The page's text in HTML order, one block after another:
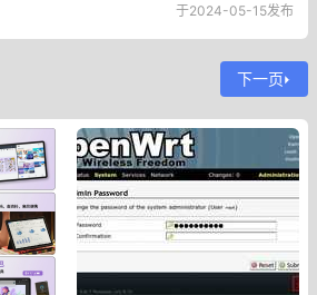
于2024-05-15发布
下一页